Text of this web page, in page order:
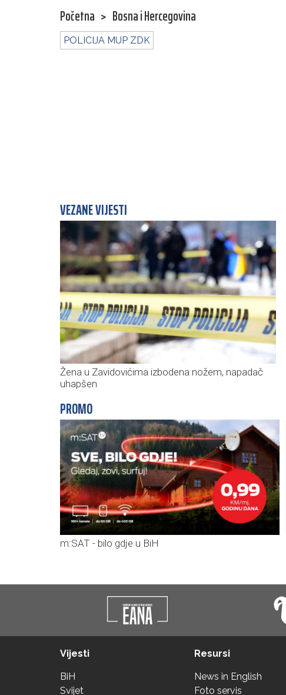
Početna > Bosna i Hercegovina
POLICIJA MUP ZDK
VEZANE VIJESTI
Žena u Zavidovićima izbodena nožem, napadač
uhapšen
PROMO
m:SAT - bilo gdje u BiH
Vijesti
BiH
Svijet
Resursi
News in English
Foto servis